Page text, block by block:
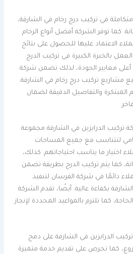
في تركيب درج رخام في الشارقة،
كما توفر الشركة أفضل أنواع الرخام
الاعتماد عليها للحصول على نتائج
بالخبرة الكبيرة في تركيب الدرج
أعلى معايير الجودة، لذلك تضمن شركة
مشاريع تركيب درج رخام في الشارقة.
المبتكرة والتفاصيل الدقيقة لضمان
تركيب الدرابزين في الشارقة مجموعة
لتتناسب مع جميع المساحات
اختيار ما يناسب احتياجاتهم. كذلك،
كما يتم تركيب الدرج بطريقة تضمن
دائمًا في شركة الفرسان لتنفيذ
بكفاءة عالية. أيضًا، تقدم الشركة
كما تلتزم بالمواعيد المحددة لإنجاز
الدرابزين في الشارقة على دمج
كما تحرص على تقديم خدمة متميزة